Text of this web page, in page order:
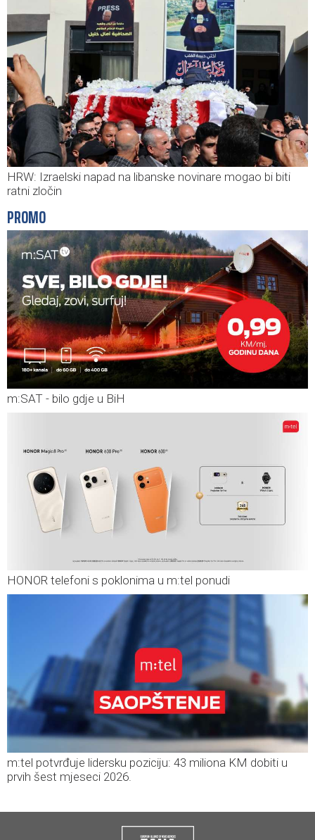
HRW: Izraelski napad na libanske novinare mogao bi biti
ratni zločin
PROMO
m:SAT - bilo gdje u BiH
HONOR telefoni s poklonima u m:tel ponudi
m:tel potvrđuje lidersku poziciju: 43 miliona KM dobiti u
prvih šest mjeseci 2026.